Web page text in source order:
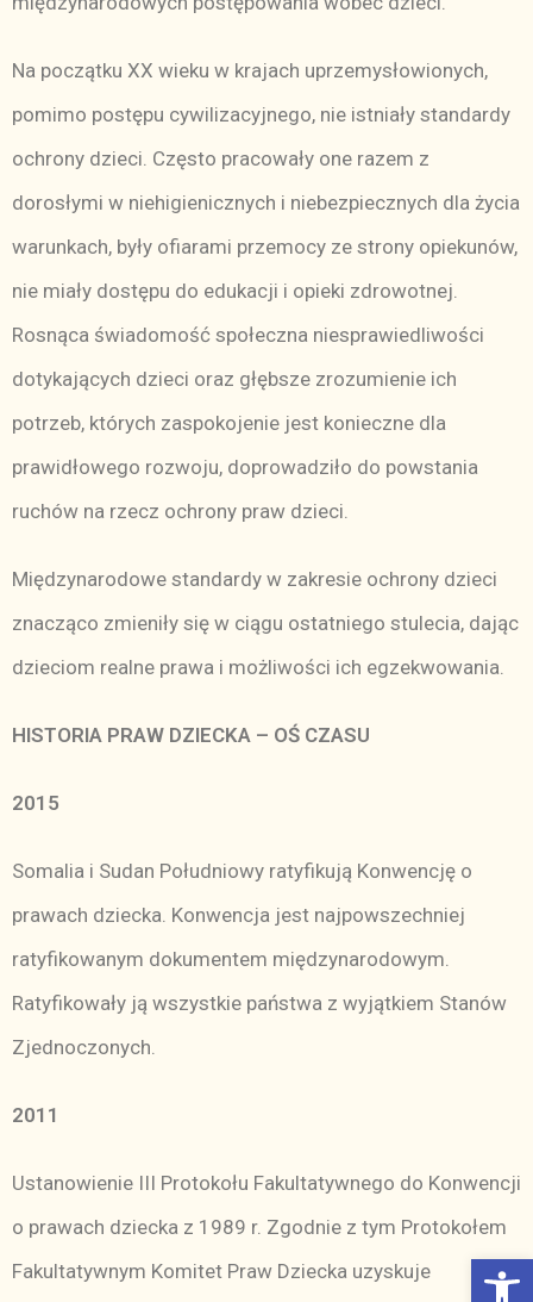
Otwórz Pasek narzędzi
Na początku XX wieku w krajach uprzemysłowionych,
pomimo postępu cywilizacyjnego, nie istniały standardy
ochrony dzieci. Często pracowały one razem z
dorosłymi w niehigienicznych i niebezpiecznych dla życia
warunkach, były ofiarami przemocy ze strony opiekunów,
nie miały dostępu do edukacji i opieki zdrowotnej.
Rosnąca świadomość społeczna niesprawiedliwości
dotykających dzieci oraz głębsze zrozumienie ich
potrzeb, których zaspokojenie jest konieczne dla
prawidłowego rozwoju, doprowadziło do powstania
ruchów na rzecz ochrony praw dzieci.
Międzynarodowe standardy w zakresie ochrony dzieci
znacząco zmieniły się w ciągu ostatniego stulecia, dając
dzieciom realne prawa i możliwości ich egzekwowania.
HISTORIA PRAW DZIECKA – OŚ CZASU
2015
Somalia i Sudan Południowy ratyfikują Konwencję o
prawach dziecka. Konwencja jest najpowszechniej
ratyfikowanym dokumentem międzynarodowym.
Ratyfikowały ją wszystkie państwa z wyjątkiem Stanów
Zjednoczonych.
2011
Ustanowienie III Protokołu Fakultatywnego do Konwencji
o prawach dziecka z 1989 r. Zgodnie z tym Protokołem
Fakultatywnym Komitet Praw Dziecka uzyskuje